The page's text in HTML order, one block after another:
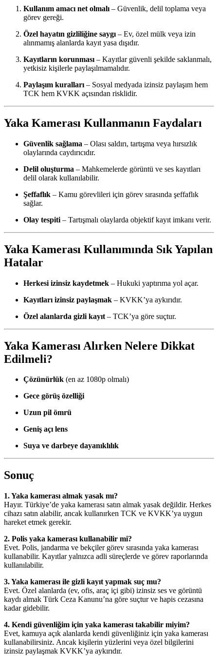
Kullanım amacı net olmalı – Güvenlik, delil toplama veya
görev gereği.
Özel hayatın gizliliğine saygı – Ev, özel mülk veya izin
alınmamış alanlarda kayıt yasa dışıdır.
Kayıtların korunması – Kayıtlar güvenli şekilde saklanmalı,
yetkisiz kişilerle paylaşılmamalıdır.
Paylaşım kuralları – Sosyal medyada izinsiz paylaşım hem
TCK hem KVKK açısından risklidir.
Yaka Kamerası Kullanmanın Faydaları
Güvenlik sağlama – Olası saldırı, tartışma veya hırsızlık
olaylarında caydırıcıdır.
Delil oluşturma – Mahkemelerde görüntü ve ses kayıtları
delil olarak kullanılabilir.
Şeffaflık – Kamu görevlileri için görev sırasında şeffaflık
sağlar.
Olay tespiti – Tartışmalı olaylarda objektif kayıt imkanı verir.
Yaka Kamerası Kullanımında Sık Yapılan
Hatalar
Herkesi izinsiz kaydetmek – Hukuki yaptırıma yol açar.
Kayıtları izinsiz paylaşmak – KVKK’ya aykırıdır.
Özel alanlarda gizli kayıt – TCK’ya göre suçtur.
Yaka Kamerası Alırken Nelere Dikkat
Edilmeli?
Çözünürlük (en az 1080p olmalı)
Gece görüş özelliği
Uzun pil ömrü
Geniş açı lens
Suya ve darbeye dayanıklılık
Sonuç
1. Yaka kamerası almak yasak mı?
Hayır. Türkiye’de yaka kamerası satın almak yasak değildir. Herkes
cihazı satın alabilir, ancak kullanırken TCK ve KVKK’ya uygun
hareket etmek gerekir.
2. Polis yaka kamerası kullanabilir mi?
Evet. Polis, jandarma ve bekçiler görev sırasında yaka kamerası
kullanabilir. Kayıtlar yalnızca adli süreçlerde ve görev raporlarında
kullanılabilir.
3. Yaka kamerası ile gizli kayıt yapmak suç mu?
Evet. Özel alanlarda (ev, ofis, araç içi gibi) izinsiz ses ve görüntü
kaydı almak Türk Ceza Kanunu’na göre suçtur ve hapis cezasına
kadar gidebilir.
4. Kendi güvenliğim için yaka kamerası takabilir miyim?
Evet, kamuya açık alanlarda kendi güvenliğiniz için yaka kamerası
kullanabilirsiniz. Ancak kişilerin yüzlerini veya özel bilgilerini
izinsiz paylaşmak KVKK’ya aykırıdır.